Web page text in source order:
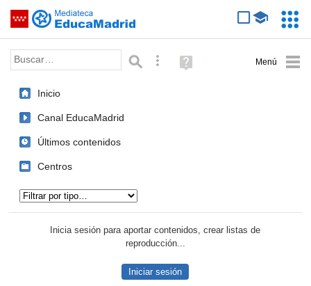
Saltar navegación
Palabra o frase: Búsqueda avanzada
Ayuda
(en
Inicio
Canal EducaMadrid
Últimos contenidos
Centros
Inicia sesión para aportar contenidos, crear listas de
reproducción...
Iniciar sesión